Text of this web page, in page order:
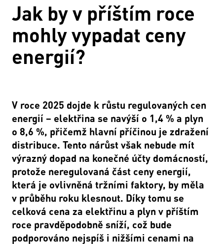
Jak by v příštím roce
mohly vypadat ceny
energií?
V roce 2025 dojde k růstu regulovaných cen
energií – elektřina se navýší o 1,4 % a plyn
o 8,6 %, přičemž hlavní příčinou je zdražení
distribuce. Tento nárůst však nebude mít
výrazný dopad na konečné účty domácností,
protože neregulovaná část ceny energií,
která je ovlivněná tržními faktory, by měla
v průběhu roku klesnout. Díky tomu se
celková cena za elektřinu a plyn v příštím
roce pravděpodobně sníží, což bude
podporováno nejspíš i nižšími cenami na